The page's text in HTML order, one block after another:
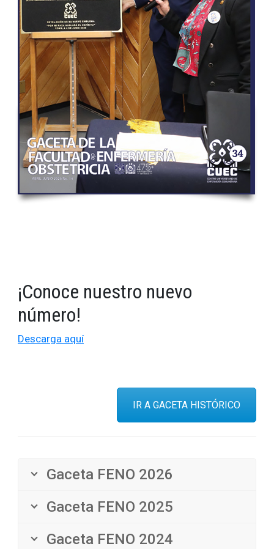
¡Conoce nuestro nuevo
número!
Descarga aquí
IR A GACETA HISTÓRICO
Gaceta FENO 2026
Gaceta FENO 2025
Gaceta FENO 2024